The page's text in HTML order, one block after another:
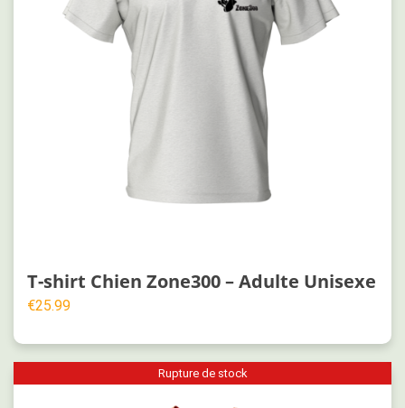
T-shirt Chien Zone300 – Adulte Unisexe
€25.99
Rupture de stock